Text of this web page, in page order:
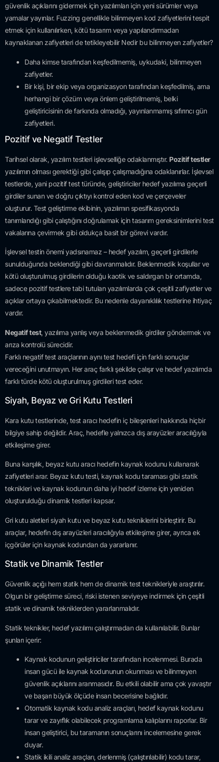
güvenlik açıklarını gidermek için yazılımları için yeni sürümler veya
yamalar yayınlar. Fuzzing genellikle bilinmeyen kod zafiyetlerini tespit
etmek için kullanılırken, kötü tasarım veya yapılandırmadan
kaynaklanan zafiyetleri de tetikleyebilir Nedir bu bilinmeyen zafiyetler?
Daha kimse tarafından keşfedilmemiş, uykudaki, bilinmeyen
zafiyetler.
Bir kişi, bir ekip veya organizasyon tarafından keşfedilmiş, ama
herhangi bir çözüm veya önlem geliştirilmemiş, belki
geliştiricisinin de farkında olmadığı, yayınlanmamış sıfırıncı gün
zafiyetleri.
Pozitif ve Negatif Testler
Tarihsel olarak, yazılım testleri işlevselliğe odaklanmıştır. Pozitif testler
yazılımın olması gerektiği gibi çalışıp çalışmadığına odaklanırlar. İşlevsel
testlerde, yani pozitif test türünde, geliştiriciler hedef yazılıma geçerli
girdiler sunan ve doğru çıktıyı kontrol eden kod ve çerçeveler
oluşturur. Test geliştirme ekibinin, yazılımın spesifikasyonda
tanımlandığı gibi çalıştığını doğrulamak için tasarım gereksinimlerini test
vakalarına çevirmek gibi oldukça basit bir görevi vardır.
İşlevsel testin önemi yadsınamaz – hedef yazılım, geçerli girdilerle
sunulduğunda beklendiği gibi davranmalıdır. Beklenmedik koşullar ve
kötü oluşturulmuş girdilerin olduğu kaotik ve saldırgan bir ortamda,
sadece pozitif testlere tabi tutulan yazılımlarda çok çeşitli zafiyetler ve
açıklar ortaya çıkabilmektedir. Bu nedenle dayanıklılık testlerine ihtiyaç
vardır.
Negatif test, yazılıma yanlış veya beklenmedik girdiler göndermek ve
arıza kontrolü sürecidir.
Farklı negatif test araçlarının aynı test hedefi için farklı sonuçlar
vereceğini unutmayın. Her araç farklı şekilde çalışır ve hedef yazılımda
farklı türde kötü oluşturulmuş girdileri test eder.
Siyah, Beyaz ve Gri Kutu Testleri
Kara kutu testlerinde, test aracı hedefin iç bileşenleri hakkında hiçbir
bilgiye sahip değildir. Araç, hedefle yalnızca dış arayüzler aracılığıyla
etkileşime girer.
Buna karşılık, beyaz kutu aracı hedefin kaynak kodunu kullanarak
zafiyetleri arar. Beyaz kutu testi, kaynak kodu taraması gibi statik
teknikleri ve kaynak kodunun daha iyi hedef izleme için yeniden
oluşturulduğu dinamik testleri kapsar.
Gri kutu aletleri siyah kutu ve beyaz kutu tekniklerini birleştirir. Bu
araçlar, hedefin dış arayüzleri aracılığıyla etkileşime girer, ayrıca ek
içgörüler için kaynak kodundan da yararlanır.
Statik ve Dinamik Testler
Güvenlik açığı hem statik hem de dinamik test teknikleriyle araştırılır.
Olgun bir geliştirme süreci, riski istenen seviyeye indirmek için çeşitli
statik ve dinamik tekniklerden yararlanmalıdır.
Statik teknikler, hedef yazılımı çalıştırmadan da kullanılabilir. Bunlar
şunları içerir:
Kaynak kodunun geliştiriciler tarafından incelenmesi. Burada
insan gücü ile kaynak kodununun okunması ve bilinmeyen
güvenlik açıklarını aranmasıdır. Bu etkili olabilir ama çok yavaştır
ve başarı büyük ölçüde insan becerisine bağlıdır.
Otomatik kaynak kodu analiz araçları, hedef kaynak kodunu
tarar ve zayıflık olabilecek programlama kalıplarını raporlar. Bir
insan geliştirici, bu taramanın sonuçlarını incelemesine gerek
duyar.
Statik ikili analiz araçları, derlenmiş (çalıştırılabilir) kodu tarar,